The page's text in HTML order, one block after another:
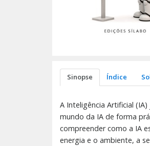
Sinopse Índice
A Inteligência Artificial
mundo da IA de forma
compreender como a IA
energia e o ambiente, a